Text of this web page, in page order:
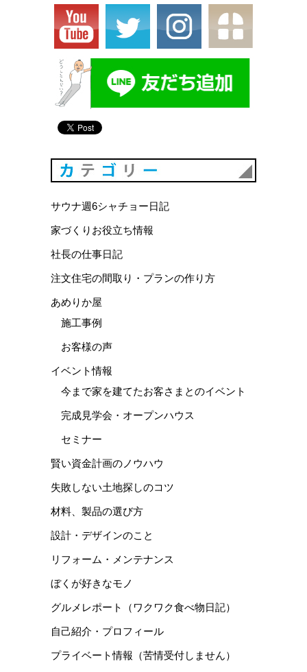
サウナ週6シャチョー日記
家づくりお役立ち情報
社長の仕事日記
注文住宅の間取り・プランの作り方
あめりか屋
施工事例
お客様の声
イベント情報
今まで家を建てたお客さまとのイベント
完成見学会・オープンハウス
セミナー
賢い資金計画のノウハウ
失敗しない土地探しのコツ
材料、製品の選び方
設計・デザインのこと
リフォーム・メンテナンス
ぼくが好きなモノ
グルメレポート（ワクワク食べ物日記）
自己紹介・プロフィール
プライベート情報（苦情受付しません）